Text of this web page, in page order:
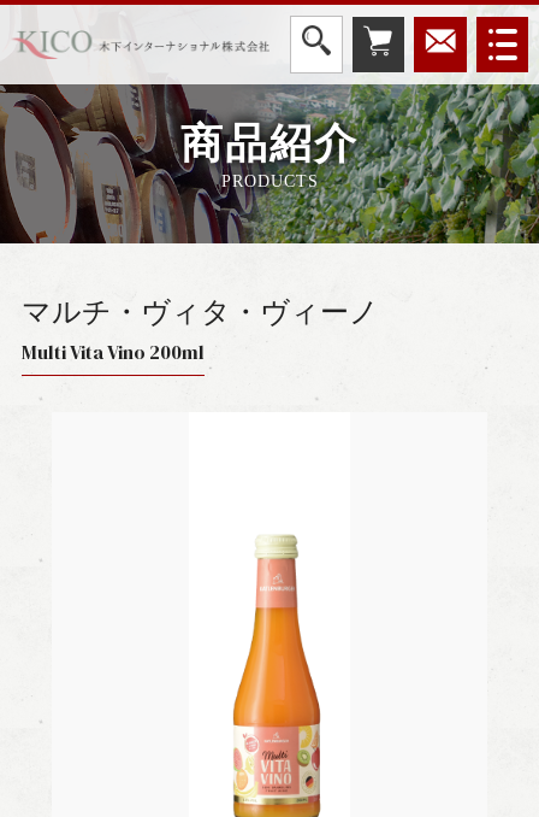
商品紹介
PRODUCTS
マルチ・ヴィタ・ヴィーノ
Multi Vita Vino 200ml